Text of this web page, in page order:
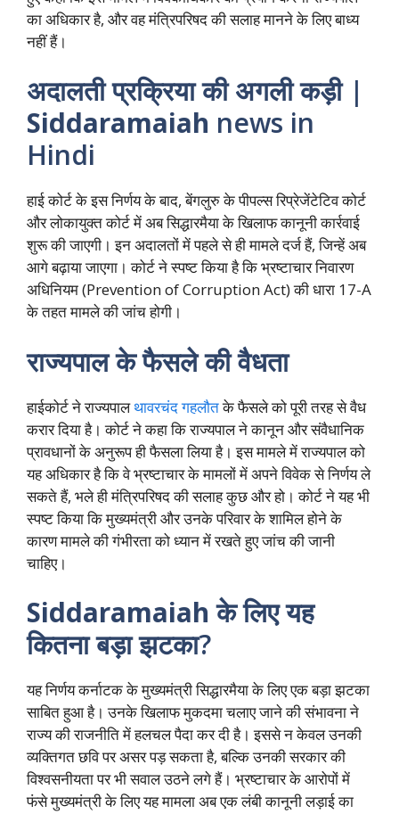
का अधिकार है, और वह मंत्रिपरिषद की सलाह मानने के लिए बाध्य
नहीं हैं।
अदालती प्रक्रिया की अगली कड़ी |
Siddaramaiah news in
Hindi
हाई कोर्ट के इस निर्णय के बाद, बेंगलुरु के पीपल्स रिप्रेजेंटेटिव कोर्ट
और लोकायुक्त कोर्ट में अब सिद्धारमैया के खिलाफ कानूनी कार्रवाई
शुरू की जाएगी। इन अदालतों में पहले से ही मामले दर्ज हैं, जिन्हें अब
आगे बढ़ाया जाएगा। कोर्ट ने स्पष्ट किया है कि भ्रष्टाचार निवारण
अधिनियम (Prevention of Corruption Act) की धारा 17-A
के तहत मामले की जांच होगी।
राज्यपाल के फैसले की वैधता
हाईकोर्ट ने राज्यपालथावरचंद गहलौतके फैसले को पूरी तरह से वैध
करार दिया है। कोर्ट ने कहा कि राज्यपाल ने कानून और संवैधानिक
प्रावधानों के अनुरूप ही फैसला लिया है। इस मामले में राज्यपाल को
यह अधिकार है कि वे भ्रष्टाचार के मामलों में अपने विवेक से निर्णय ले
सकते हैं, भले ही मंत्रिपरिषद की सलाह कुछ और हो। कोर्ट ने यह भी
स्पष्ट किया कि मुख्यमंत्री और उनके परिवार के शामिल होने के
कारण मामले की गंभीरता को ध्यान में रखते हुए जांच की जानी
चाहिए।
Siddaramaiah के लिए यह
कितना बड़ा झटका?
यह निर्णय कर्नाटक के मुख्यमंत्री सिद्धारमैया के लिए एक बड़ा झटका
साबित हुआ है। उनके खिलाफ मुकदमा चलाए जाने की संभावना ने
राज्य की राजनीति में हलचल पैदा कर दी है। इससे न केवल उनकी
व्यक्तिगत छवि पर असर पड़ सकता है, बल्कि उनकी सरकार की
विश्वसनीयता पर भी सवाल उठने लगे हैं। भ्रष्टाचार के आरोपों में
फंसे मुख्यमंत्री के लिए यह मामला अब एक लंबी कानूनी लड़ाई का